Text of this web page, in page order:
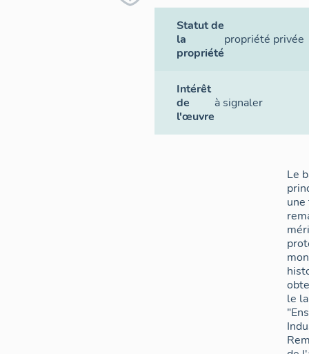
Statut de
la
propriété
propriété privée
Intérêt
de
l'œuvre
à signaler
Le
le